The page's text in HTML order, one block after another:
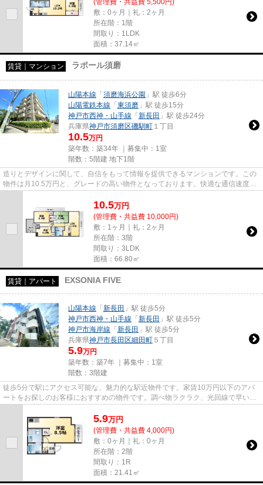
(管理費・共益費 5,500円)
敷：0ヶ月｜礼：2ヶ月
所在階：1階
間取り：1LDK
面積：37.14㎡
賃貸｜マンション ラポール須磨
山陽本線 「 須磨海浜公園 」駅 徒歩6分
山陽電鉄本線 「 東須磨 」駅 徒歩15分
神戸市西神・山手線 「 新長田 」駅 徒歩24分
兵庫県神戸市須磨区磯馴町 １丁目
10.5万円
築年数：築34年 ｜募集中： 1室
階数：5階建 地下1階
造りとデザインに関して、自信をもって情報を提供できるマンションです。この
物件は月10.5万円と、グレードの高い物件となっております。快適な通信速度で
10.5万円
(管理費・共益費 10,000円)
敷：1ヶ月｜礼：2ヶ月
所在階：3階
間取り：3LDK
面積：66.80㎡
賃貸｜アパート EXSONIA FIVE
山陽本線 「 新長田 」駅 徒歩5分
神戸市西神・山手線 「 新長田 」駅 徒歩5分
神戸市海岸線 「 新長田 」駅 徒歩5分
兵庫県神戸市長田区細田町 ５丁目
5.9万円
築年数：築7年 ｜募集中： 1室
階数：3階建
徒歩5分で駅にアクセス可能な、魅力的な駅近物件です。家賃10万円以下のアパ
ートをお探しのお客様におすすめの物件です。調べ物ラクラク、光回線で早い通
5.9万円
(管理費・共益費 4,000円)
敷：0ヶ月｜礼：0ヶ月
所在階：2階
間取り：1R
面積：21.41㎡